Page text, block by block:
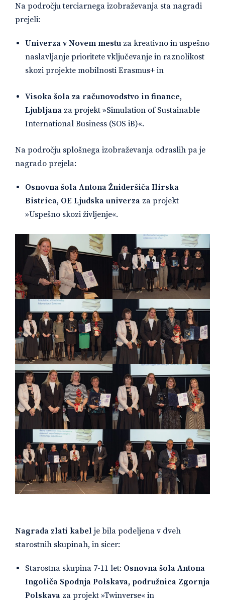
Na področju terciarnega izobraževanja sta nagradi
prejeli:
Univerza v Novem mestu za kreativno in uspešno
naslavljanje prioritete vključevanje in raznolikost
skozi projekte mobilnosti Erasmus+ in
Visoka šola za računovodstvo in finance,
Ljubljana za projekt »Simulation of Sustainable
International Business (SOS iB)«.
Na področju splošnega izobraževanja odraslih pa je
nagrado prejela:
Osnovna šola Antona Žnideršiča Ilirska
Bistrica, OE Ljudska univerza za projekt
»Uspešno skozi življenje«.
Nagrada zlati kabel je bila podeljena v dveh
starostnih skupinah, in sicer:
Starostna skupina 7-11 let: Osnovna šola Antona
Ingoliča Spodnja Polskava, podružnica Zgornja
Polskava za projekt »Twinverse« in